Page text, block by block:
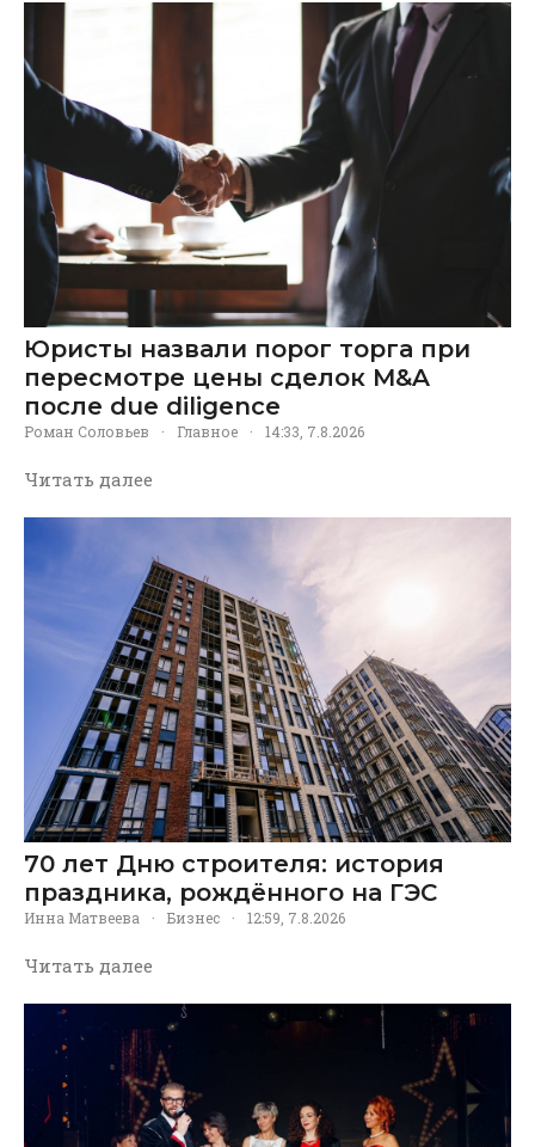
Юристы назвали порог торга при
пересмотре цены сделок M&A
после due diligence
Роман Соловьев · Главное · 14:33, 7.8.2026
Читать далее
70 лет Дню строителя: история
праздника, рождённого на ГЭС
Инна Матвеева · Бизнес · 12:59, 7.8.2026
Читать далее